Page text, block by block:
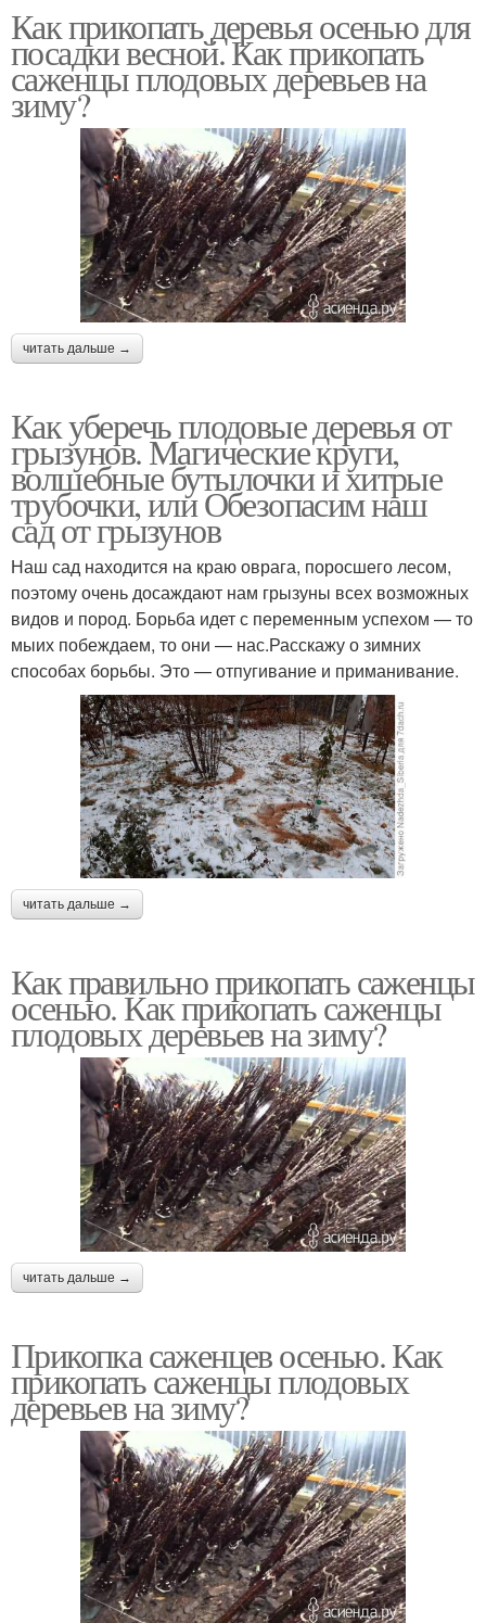
Как прикопать деревья осенью для
посадки весной. Как прикопать
саженцы плодовых деревьев на
зиму?
читать дальше →
Как уберечь плодовые деревья от
грызунов. Магические круги,
волшебные бутылочки и хитрые
трубочки, или Обезопасим наш
сад от грызунов
Наш сад находится на краю оврага, поросшего лесом,
поэтому очень досаждают нам грызуны всех возможных
видов и пород. Борьба идет с переменным успехом — то
мыих побеждаем, то они — нас.Расскажу о зимних
способах борьбы. Это — отпугивание и приманивание.
читать дальше →
Как правильно прикопать саженцы
осенью. Как прикопать саженцы
плодовых деревьев на зиму?
читать дальше →
Прикопка саженцев осенью. Как
прикопать саженцы плодовых
деревьев на зиму?